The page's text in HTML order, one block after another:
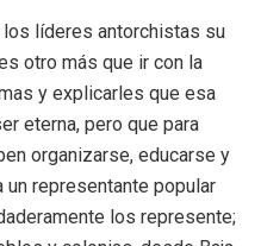
los líderes antorchistas su
otro más que ir con la
y explicarles que esa
eterna, pero que para
organizarse, educarse y
un representante popular
los represente;